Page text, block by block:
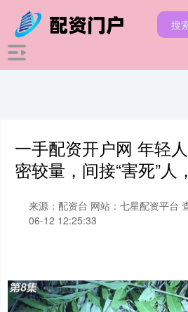
一手配资开户网 年轻
密较量，间接“害死”人
来源：配资台 网站：七星配资平台
06-12 12:25:33